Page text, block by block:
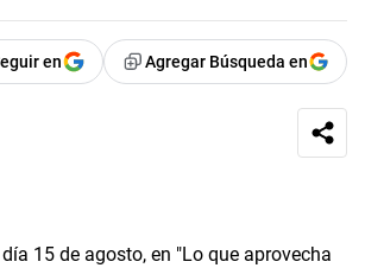
en Agregar Búsqueda en
15 de agosto, en "Lo que aprovecha